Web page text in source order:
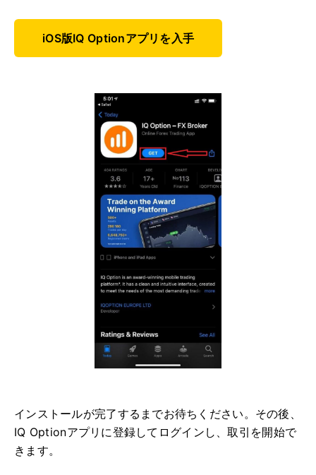
iOS版IQ Optionアプリを入手
インストールが完了するまでお待ちください。その後、
IQ Optionアプリに登録してログインし、取引を開始で
きます。